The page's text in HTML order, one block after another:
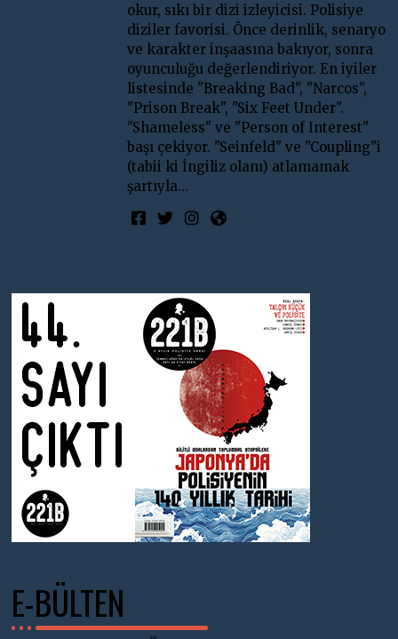
okur, sıkı bir dizi izleyicisi. Polisiye
diziler favorisi. Önce derinlik, senaryo
ve karakter inşaasına bakıyor, sonra
oyunculuğu değerlendiriyor. En iyiler
listesinde "Breaking Bad", "Narcos",
"Prison Break", "Six Feet Under".
"Shameless" ve "Person of Interest"
başı çekiyor. "Seinfeld" ve "Coupling"i
(tabii ki İngiliz olanı) atlamamak
şartıyla…
E-BÜLTEN